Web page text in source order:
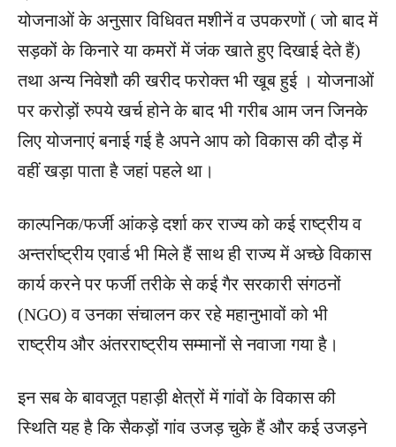
योजनाओं के अनुसार विधिवत मशीनें व उपकरणों ( जो बाद में
सड़कों के किनारे या कमरों में जंक खाते हुए दिखाई देते हैं)
तथा अन्य निवेशौ की खरीद फरोक्त भी खूब हुई । योजनाओं
पर करोड़ों रुपये खर्च होने के बाद भी गरीब आम जन जिनके
लिए योजनाएं बनाई गई है अपने आप को विकास की दौड़ में
वहीं खड़ा पाता है जहां पहले था।
काल्पनिक/फर्जी आंकड़े दर्शा कर राज्य को कई राष्ट्रीय व
अन्तर्राष्ट्रीय एवार्ड भी मिले हैं साथ ही राज्य में अच्छे विकास
कार्य करने पर फर्जी तरीके से कई गैर सरकारी संगठनों
(NGO) व उनका संचालन कर रहे महानुभावों को भी
राष्ट्रीय और अंतरराष्ट्रीय सम्मानों से नवाजा गया है।
इन सब के बावजूत पहाड़ी क्षेत्रों में गांवों के विकास की
स्थिति यह है कि सैकड़ों गांव उजड़ चुके हैं और कई उजड़ने